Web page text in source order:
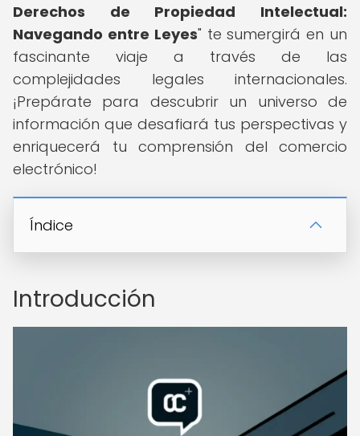
Derechos de Propiedad Intelectual:
Navegando entre Leyes" te sumergirá en un
fascinante viaje a través de las
complejidades legales internacionales.
¡Prepárate para descubrir un universo de
información que desafiará tus perspectivas y
enriquecerá tu comprensión del comercio
electrónico!
Índice
Introducción